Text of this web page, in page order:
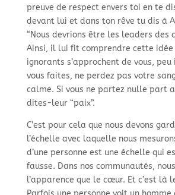
preuve de respect envers toi en te
devant lui et dans ton rêve tu dis à
“Nous devrions être les leaders des
Ainsi, il lui fit comprendre cette idée
ignorants s’approchent de vous,
vous faites, ne perdez pas votre
calme. Si vous ne partez nulle part
dites-leur “paix”.
C’est pour cela que nous devons
l’échelle avec laquelle nous
d’une personne est une échelle qui
fausse. Dans nos communautés,
l’apparence que le cœur. Et c’est là